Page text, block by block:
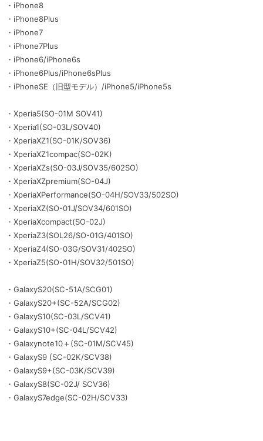
・iPhone8
・iPhone8Plus
・iPhone7
・iPhone7Plus
・iPhone6/iPhone6s
・iPhone6Plus/iPhone6sPlus
・iPhoneSE（旧型モデル）/iPhone5/iPhone5s
・Xperia5(SO-01M SOV41)
・Xperia1(SO-03L/SOV40)
・XperiaXZ1(SO-01K/SOV36)
・XperiaXZ1compac(SO-02K)
・XperiaXZs(SO-03J/SOV35/602SO)
・XperiaXZpremium(SO-04J)
・XperiaXPerformance(SO-04H/SOV33/502SO)
・XperiaXZ(SO-01J/SOV34/601SO)
・XperiaXcompact(SO-02J)
・XperiaZ3(SOL26/SO-01G/401SO)
・XperiaZ4(SO-03G/SOV31/402SO)
・XperiaZ5(SO-01H/SOV32/501SO)
・GalaxyS20(SC-51A/SCG01)
・GalaxyS20+(SC-52A/SCG02)
・GalaxyS10(SC-03L/SCV41)
・GalaxyS10+(SC-04L/SCV42)
・Galaxynote10＋(SC-01M/SCV45)
・GalaxyS9 (SC-02K/SCV38)
・GalaxyS9+(SC-03K/SCV39)
・GalaxyS8(SC-02J/ SCV36)
・GalaxyS7edge(SC-02H/SCV33)